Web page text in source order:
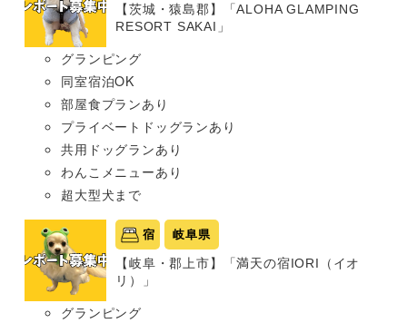
【茨城・猿島郡】「ALOHA GLAMPING
RESORT SAKAI」
グランピング
同室宿泊OK
部屋食プランあり
プライベートドッグランあり
共用ドッグランあり
わんこメニューあり
超大型犬まで
宿 岐阜県
【岐阜・郡上市】「満天の宿IORI（イオ
リ）」
グランピング